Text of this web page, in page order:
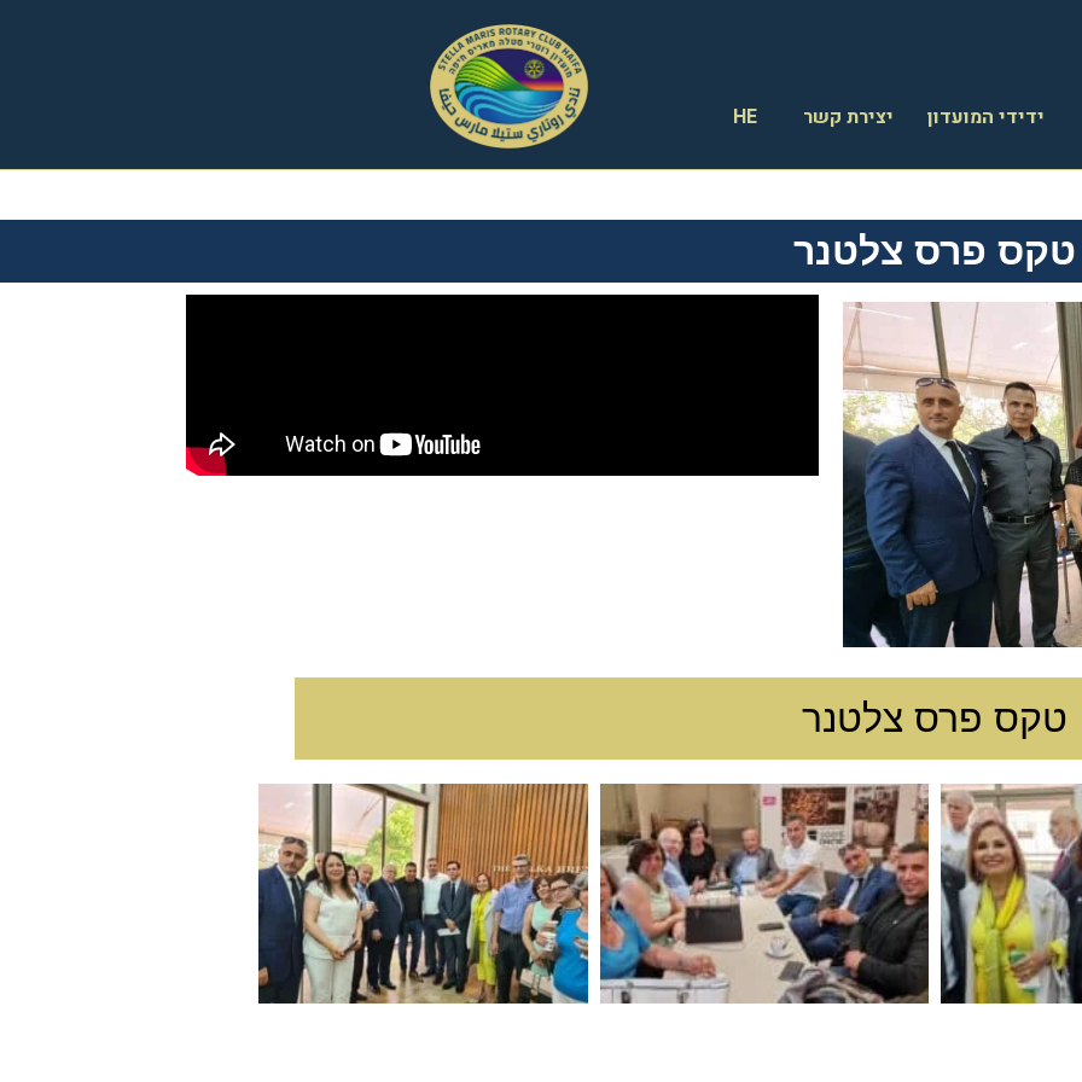
ידידי המועדון יצירת קשר HE
טקס פרס צלטנר
טקס פרס צלטנר